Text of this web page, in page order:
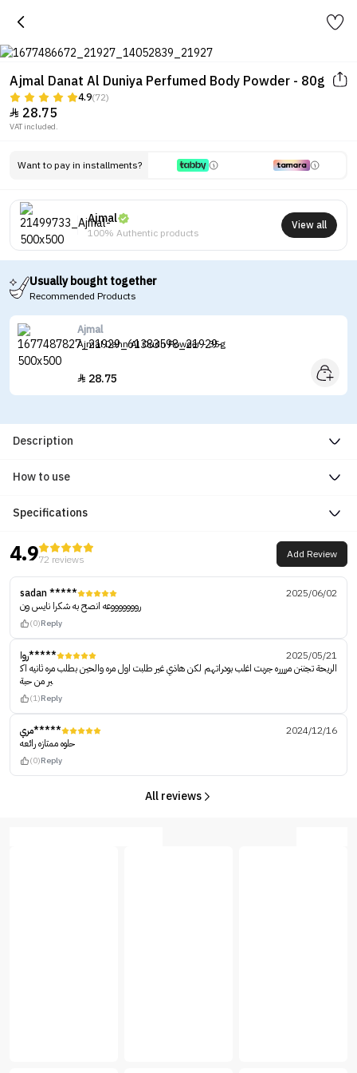
Ajmal Danat Al Duniya Perfumed Body Powder - 80g
4.9(72)
 28.75
VAT included.
Want to pay in installments?
Ajmal
100% Authentic products
View all
Usually bought together
Recommended Products
Ajmal
Ajmal Dahn Al Oudh Powder - 35g
 28.75
Description
How to use
Specifications
4.972 reviews Add Review
sadan *****
2025/06/02
روووووووعه انصح به شكرا نايس ون
(0)Reply
روا*****
2025/05/21
الريحة تجننن مرررره جربت اغلب بودراتهم لكن هاذي غير طلبت اول مره والحين بطلب مره ثانيه اك
بر من حبة
(1)Reply
مري*****
2024/12/16
حلوه ممتازه رائعه
(0)Reply
All reviews